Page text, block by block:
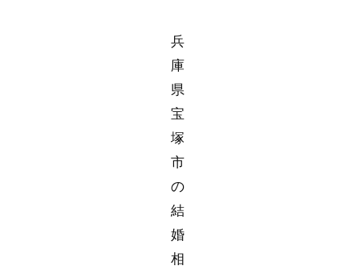
兵
庫
県
宝
塚
市
の
結
婚
相